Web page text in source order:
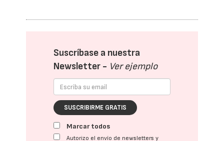
Suscríbase a nuestra
Newsletter - Ver ejemplo
SUSCRIBIRME GRATIS
Marcar todos
Autorizo el envío de newsletters y